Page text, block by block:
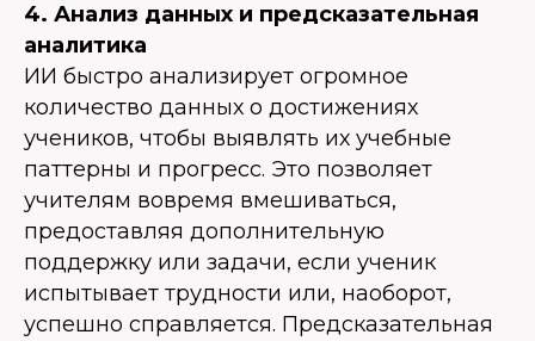
4. Анализ данных и предсказательная
аналитика
ИИ быстро анализирует огромное
количество данных о достижениях
учеников, чтобы выявлять их учебные
паттерны и прогресс. Это позволяет
учителям вовремя вмешиваться,
предоставляя дополнительную
поддержку или задачи, если ученик
испытывает трудности или, наоборот,
успешно справляется. Предсказательная